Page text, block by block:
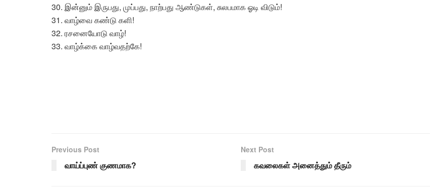
30. இன்னும் இருபது, முப்பது, நாற்பது ஆண்டுகள், சுலபமாக ஓடி விடும்!
31. வாழ்வை கண்டு களி!
32. ரசனையோடு வாழ்!
33. வாழ்க்கை வாழ்வதற்கே!
Previous Post
வாய்ப்புண் குணமாக?
Next Post
கவலைகள் அனைத்தும் தீரும்